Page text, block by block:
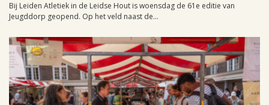
Bij Leiden Atletiek in de Leidse Hout is woensdag de 61e editie van
Jeugddorp geopend. Op het veld naast de...